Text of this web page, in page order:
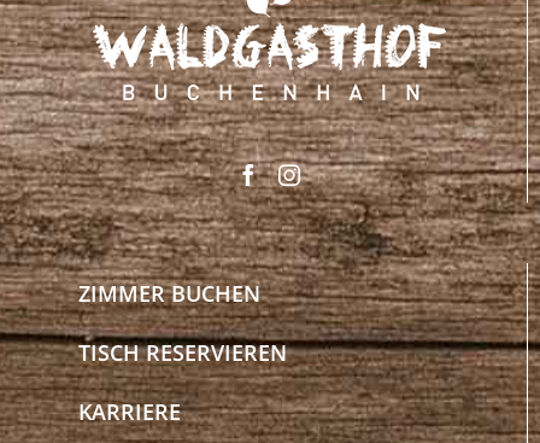
ZIMMER BUCHEN
TISCH RESERVIEREN
KARRIERE